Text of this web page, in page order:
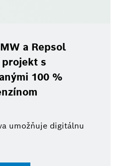
a Repsol
s
100 %
umožňuje digitálnu